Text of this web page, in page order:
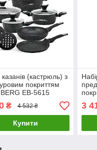
казанів (кастрюль) з
покриттям
EB-5615
кухонного посуду 12
₴ 4 532 ₴
Купити
3